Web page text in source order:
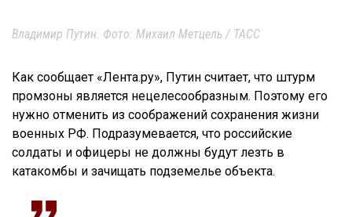
Владимир Путин. Фото: Михаил Метцель / ТАСС
Как сообщает «Лента.ру», Путин считает, что штурм
промзоны является нецелесообразным. Поэтому его
нужно отменить из соображений сохранения жизни
военных РФ. Подразумевается, что российские
солдаты и офицеры не должны будут лезть в
катакомбы и зачищать подземелье объекта.